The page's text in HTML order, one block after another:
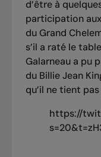
d’être à
participation
du Grand
s’il a raté le
Galarneau a pu
du Billie Jean
qu’il ne tient
https://